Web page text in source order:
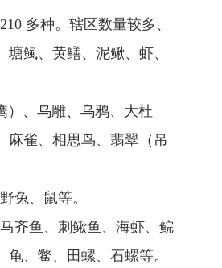
多种。辖区数量较多、
鲺、黄鳝、泥鳅、虾、
、乌雕、乌鸦、大杜
麻雀、相思鸟、翡翠（吊
兔、鼠等。
齐鱼、刺鳅鱼、海虾、鲩
、鳖、田螺、石螺等。